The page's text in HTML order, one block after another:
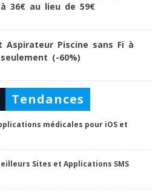
36€ au lieu de 59€
Aspirateur Piscine sans Fi à
(-60%)
Tendances
médicales pour iOS et
Sites et Applications SMS